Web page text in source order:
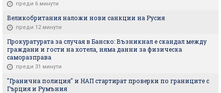
преди 6 минути
Великобритания наложи нови санкции на Русия
преди 12 минути
Прокуратурата за случая в Банско: Възникнал е скандал между
граждани и гости на хотела, няма данни за физическа
саморазправа
преди 31 минути
"Гранична полиция" и НАП стартират проверки по границите с
Гърция и Румъния